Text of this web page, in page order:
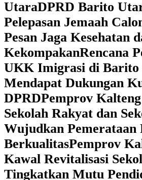
UtaraDPRD Barito
Pelepasan Jemaah
Pesan Jaga Kesehatan
KekompakanRencana
UKK Imigrasi di Barito
Mendapat Dukungan
DPRD‎Pemprov
Sekolah Rakyat dan
Wujudkan Pemerataan
Berkualitas‎Pemprov
Kawal Revitalisasi
Tingkatkan Mutu